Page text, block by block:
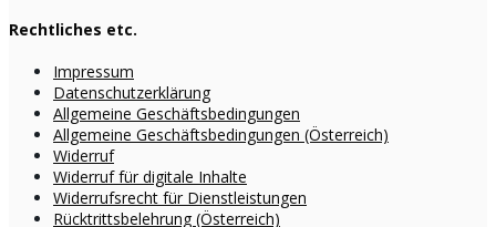
Rechtliches etc.
Impressum
Datenschutzerklärung
Allgemeine Geschäftsbedingungen
Allgemeine Geschäftsbedingungen (Österreich)
Widerruf
Widerruf für digitale Inhalte
Widerrufsrecht für Dienstleistungen
Rücktrittsbelehrung (Österreich)